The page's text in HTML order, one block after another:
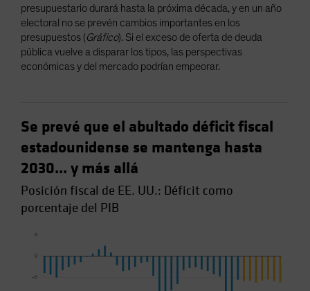
presupuestario durará hasta la próxima década, y en un año
electoral no se prevén cambios importantes en los
presupuestos (Gráfico). Si el exceso de oferta de deuda
pública vuelve a disparar los tipos, las perspectivas
económicas y del mercado podrían empeorar.
Se prevé que el abultado déficit fiscal
estadounidense se mantenga hasta
2030... y más allá
Posición fiscal de EE. UU.: Déficit como
porcentaje del PIB